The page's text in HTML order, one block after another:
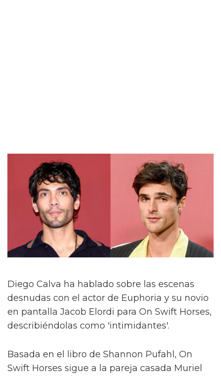
Diego Calva ha hablado sobre las escenas
desnudas con el actor de Euphoria y su novio
en pantalla Jacob Elordi para On Swift Horses,
describiéndolas como 'intimidantes'.
Basada en el libro de Shannon Pufahl, On
Swift Horses sigue a la pareja casada Muriel